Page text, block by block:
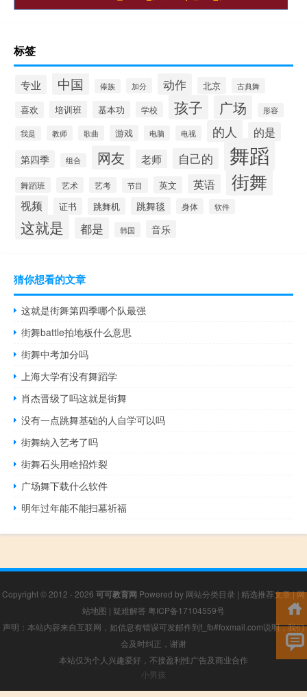
标签
专业 中国 傣族 加分 动作 北京 古典舞
喜欢 培训班 基本功 学校 孩子 广场 形容
我是 教师 歌曲 游戏 电脑 电视 的人 的是
第四季 组合 网友 老师 自己的 舞蹈
舞蹈班 艺术 艺考 节目 英文 英语 街舞
视频 证书 跳舞机 跳舞毯 身体 软件
这就是 都是 韩国 音乐
猜你想看的文章
这就是街舞第四季哪个队最强
街舞battle拍地板什么意思
街舞中考加分吗
上海大学有没有舞蹈学
肖杰晋级了吗这就是街舞
没有一点跳舞基础的人自学可以吗
街舞纳入艺考了吗
街舞石头用啥招炸裂
广场舞下载什么软件
明年过年能不能扫墓祈福
Copyright © 2012 - 2026 可可教育网 Powered by 网站分类目录 | 精选推荐文章|网
站地图 | 疑难解答 粤ICP备17104559号
声明：本站内容来自互联网，如信息有错误可发邮件到f_fb#foxmail.com说明，我们
会及时纠正，谢谢
本站仅为个人兴趣爱好，不接盈利性广告及商业合作
小男孩